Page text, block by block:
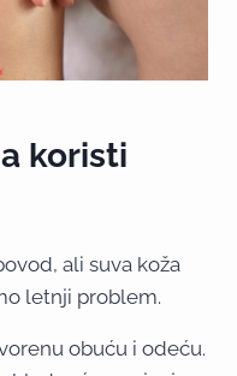
koristi
ali suva koža
letnji problem.
obuću i odeću.